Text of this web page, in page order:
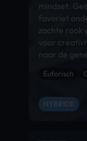
mindset.
favoriet
zachte rook
voor
naar de
Euforisch
HYBRIDE